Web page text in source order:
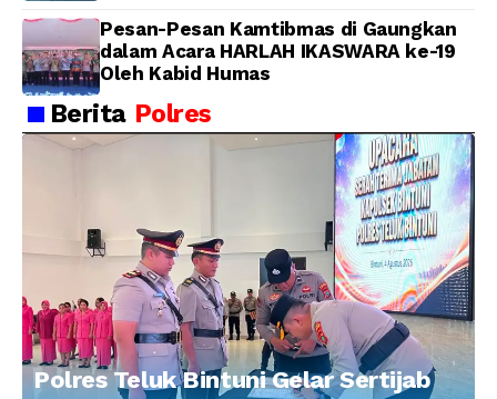
Pesan-Pesan Kamtibmas di Gaungkan
dalam Acara HARLAH IKASWARA ke-19
Oleh Kabid Humas
Berita Polres
Polres Teluk Bintuni Gelar Sertijab